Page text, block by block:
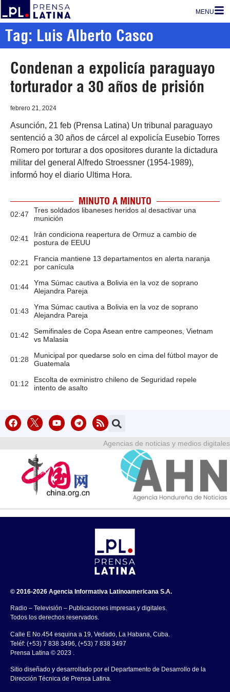
MENU
Tag: Luis Alberto Casco
Condenan a expolicía paraguayo
torturador a 30 años de prisión
febrero 21, 2024
Asunción, 21 feb (Prensa Latina) Un tribunal paraguayo
sentenció a 30 años de cárcel al expolicía Eusebio Torres
Romero por torturar a dos opositores durante la dictadura
militar del general Alfredo Stroessner (1954-1989),
informó hoy el diario Ultima Hora.
MINUTO A MINUTO
02:47
Tres soldados libaneses heridos al desactivar una
munición
02:41
Irán condiciona reapertura de Ormuz a cambio de
postura de EEUU
02:21
Francia mantiene 13 departamentos en alerta naranja
por canícula
01:44
Yma Súmac cautiva a Bolivia en la voz de soprano
Alejandra Pareja
01:43
Yma Súmac cautiva a Bolivia en la voz de soprano
Alejandra Pareja
01:42
Semifinales de Copa Asean entre campeones, Vietnam
vs Malasia
01:28
Municipal por quedarse solo en cima del fútbol mayor de
Guatemala
01:12
Escolta de exministro chileno de Seguridad repele
intento de asalto
Agencias de noticias y medios digitales
© 2016-2026 Agencia Informativa Latinoamericana S.A.
Radio – Televisión – Publicaciones impresas y digitales.
Todos los derechos reservados.
Calle E No.454 esquina a 19, Vedado, La Habana, Cuba.
Teléf: (+53) 7 838 3496, (+53) 7 838 3497
Prensa Latina © 2023 .
Sitio diseñado y desarrollado por el Departamento de Desarrollo de la
Dirección Técnica de Prensa Latina.